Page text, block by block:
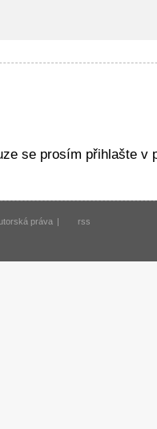
se prosím přihlašte v
práva | rss